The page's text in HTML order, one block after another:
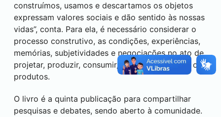
construímos, usamos e descartamos os objetos
expressam valores sociais e dão sentido às nossas
vidas”, conta. Para ela, é necessário considerar o
processo construtivo, as condições, experiências,
memórias, subjetividades e negociações no ato de
projetar, produzir, consumir, usar ou interpretar os
produtos.
O livro é a quinta publicação para compartilhar
pesquisas e debates, sendo aberto à comunidade.